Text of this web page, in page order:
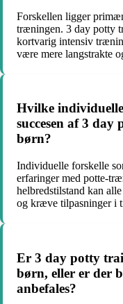
Forskellen ligger
træningen. 3 day potty
kortvarig intensiv
være mere langstrakte
Hvilke
succesen af 3
børn?
Individuelle forskelle
erfaringer med potte-
helbredstilstand kan
og kræve tilpasninger i
Er 3 day potty
børn, eller er der
anbefales?